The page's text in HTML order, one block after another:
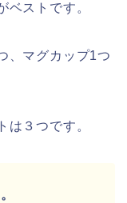
ベストです。
、マグカップ1つ
は３つです。